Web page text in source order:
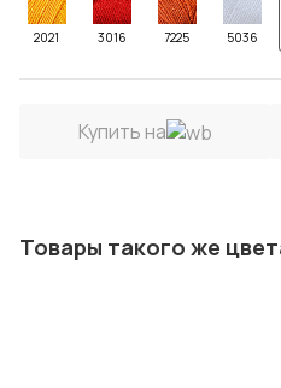
2021 3016 7225 5036
Купить на
Товары такого же